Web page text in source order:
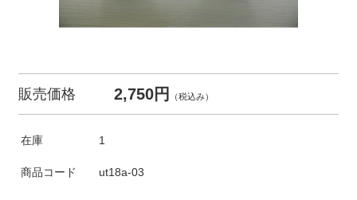
販売価格 2,750円 （税込み）
在庫 1
商品コード ut18a-03